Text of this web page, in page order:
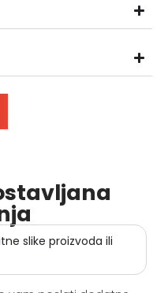
slike proizvoda ili